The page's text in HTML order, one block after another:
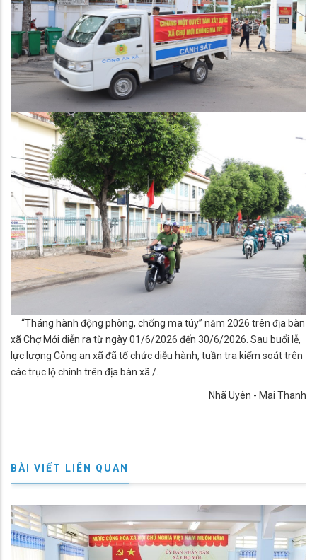
“Tháng hành động phòng, chống ma túy” năm 2026 trên địa bàn
xã Chợ Mới diễn ra từ ngày 01/6/2026 đến 30/6/2026. Sau buổi lễ,
lực lượng Công an xã đã tổ chức diễu hành, tuần tra kiểm soát trên
các trục lộ chính trên địa bàn xã./.
Nhã Uyên - Mai Thanh
BÀI VIẾT LIÊN QUAN